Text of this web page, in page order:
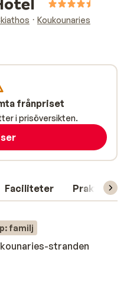
Koukounaries
Faciliteter Praktisk
familj
stranden
frånpriset
i prisöversikten.